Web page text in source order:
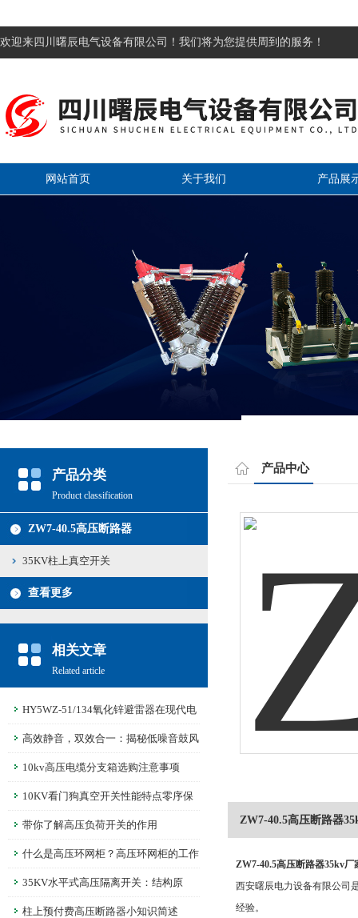
欢迎来四川曙辰电气设备有限公司！我们将为您提供周到的服务！
网站首页 关于我们 产品展
产品分类
Product classification
ZW7-40.5高压断路器
35KV柱上真空开关
查看更多
相关文章
Related article
HY5WZ-51/134氧化锌避雷器在现代电
网中的关键角色：防雷击、过电压保护技
术探讨
高效静音，双效合一：揭秘低噪音鼓风
机如何平衡性能与宁静
10kv高压电缆分支箱选购注意事项
10KV看门狗真空开关性能特点零序保
护过流保护与远程控制功能详解
带你了解高压负荷开关的作用
什么是高压环网柜？高压环网柜的工作
原理35KV水平式高压隔离开关：结构原
理、选型要点一次讲清楚！
柱上预付费高压断路器小知识简述
产品中心
ZW7-40.5高压断路器
ZW7-40.5高压断路器35kv厂
西安曙辰电力设备有限公司
经验。